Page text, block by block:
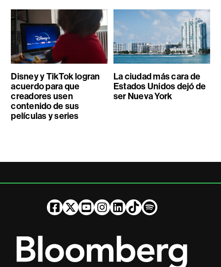
Disney y TikTok logran
acuerdo para que
creadores usen
contenido de sus
películas y series
La ciudad más cara de
Estados Unidos dejó de
ser Nueva York